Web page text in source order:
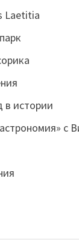
Laetitia
в истории
с